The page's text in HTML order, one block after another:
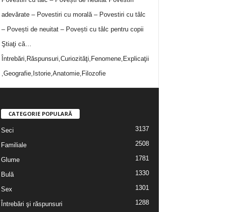
adevărate – Povestiri cu morală – Povestiri cu tâlc
– Povești de neuitat – Povești cu tâlc pentru copii
Ştiaţi că…
Întrebări,Răspunsuri,Curiozităţi,Fenomene,Explicaţii
,Geografie,Istorie,Anatomie,Filozofie
CATEGORIE POPULARĂ
Seci 3137
Familiale 2508
Glume 1781
Bulă 1330
Sex 1301
Întrebări şi răspunsuri 1288